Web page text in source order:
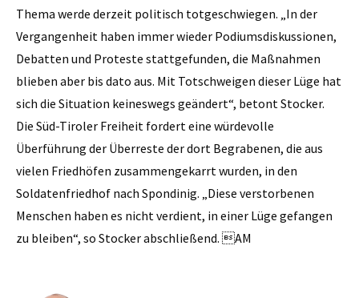
Thema werde derzeit politisch totgeschwiegen. „In der
Vergangenheit haben immer wieder Podiumsdiskussionen,
Debatten und Proteste stattgefunden, die Maßnahmen
blieben aber bis dato aus. Mit Totschweigen dieser Lüge hat
sich die Situation keineswegs geändert“, betont Stocker.
Die Süd-Tiroler Freiheit fordert eine würdevolle
Überführung der Überreste der dort Begrabenen, die aus
vielen Friedhöfen zusammengekarrt wurden, in den
Soldatenfriedhof nach Spondinig. „Diese verstorbenen
Menschen haben es nicht verdient, in einer Lüge gefangen
zu bleiben“, so Stocker abschließend. AM